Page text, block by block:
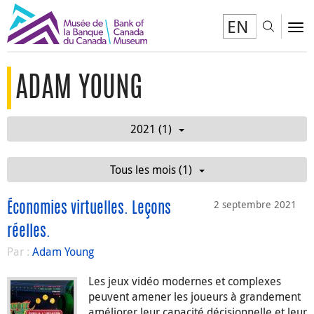
EN
ADAM YOUNG
2021 (1)
Tous les mois (1)
2 septembre 2021
Économies virtuelles. Leçons
réelles.
Par : Adam Young
Les jeux vidéo modernes et complexes
peuvent amener les joueurs à grandement